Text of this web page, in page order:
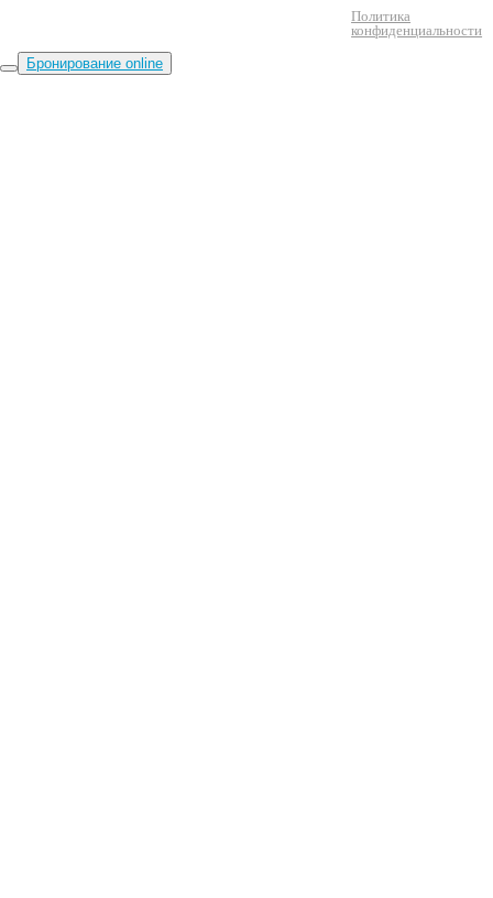
Политика
конфиденциальности
Бронирование online